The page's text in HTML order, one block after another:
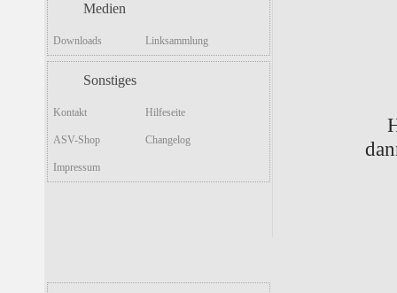
Medien
Downloads Linksammlung
Sonstiges
Kontakt Hilfeseite
ASV-Shop Changelog
Impressum